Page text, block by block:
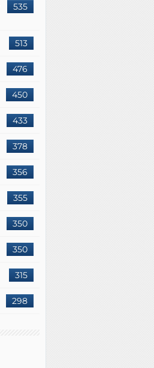
535
513
476
450
433
378
356
355
350
350
315
298